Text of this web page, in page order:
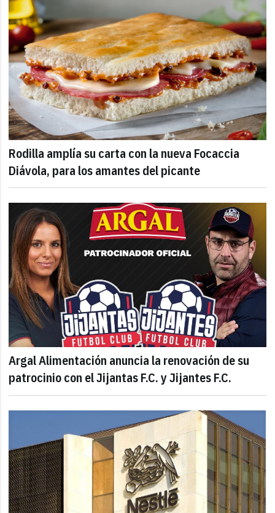
Rodilla amplía su carta con la nueva Focaccia
Diávola, para los amantes del picante
Argal Alimentación anuncia la renovación de su
patrocinio con el Jijantas F.C. y Jijantes F.C.